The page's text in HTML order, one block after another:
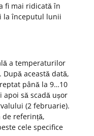
fi mai ridicată în
la începutul lunii
a temperaturilor
această dată,
până la 9…10
apoi să scadă ușor
(2 februarie).
de referință,
cele specifice